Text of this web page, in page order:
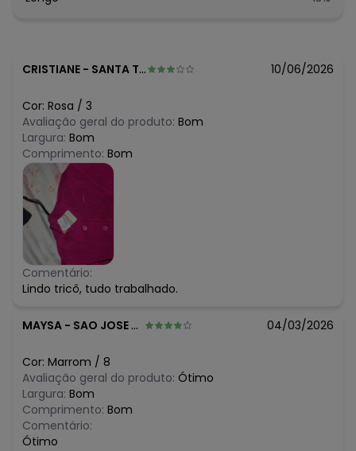
CRISTIANE - SANTA TERESA - ES 10/06/2026
Cor: Rosa / 3
Avaliação geral do produto: Bom
Largura: Bom
Comprimento: Bom
Comentário:
Lindo tricô, tudo trabalhado.
MAYSA - SAO JOSE DO RIO PRETO - SP 04/03/2026
Cor: Marrom / 8
Avaliação geral do produto: Ótimo
Largura: Bom
Comprimento: Bom
Comentário:
Ótimo